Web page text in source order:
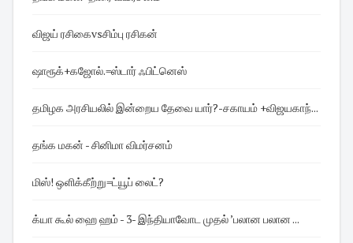
விஜய் ரசிகைvsசிம்பு ரசிகன்
ஷாரூக்+கஜோல்.=ஸ்டார் ஃபிட்னெஸ்
தமிழக அரசியலில் இன்றைய தேவை யார்?-சகாயம் +விஜயகாந்...
தங்க மகன் - சினிமா விமர்சனம்
மிஸ்! ஒளிக்கீற்று=ட்யூப் லைட்?
க்யா கூல் ஹை ஹம் - 3- இந்தியாவோட முதல் ’பலான பலான ...